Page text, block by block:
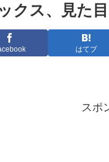
クス、見た
はてブ
スポ